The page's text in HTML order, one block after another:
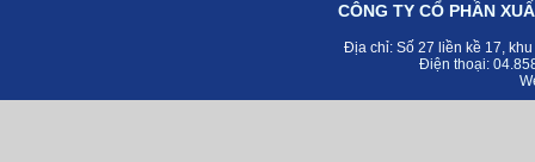
CÔNG TY CỔ PHẦN
Địa chỉ: Số 27 liền kề 17,
Điện thoại: